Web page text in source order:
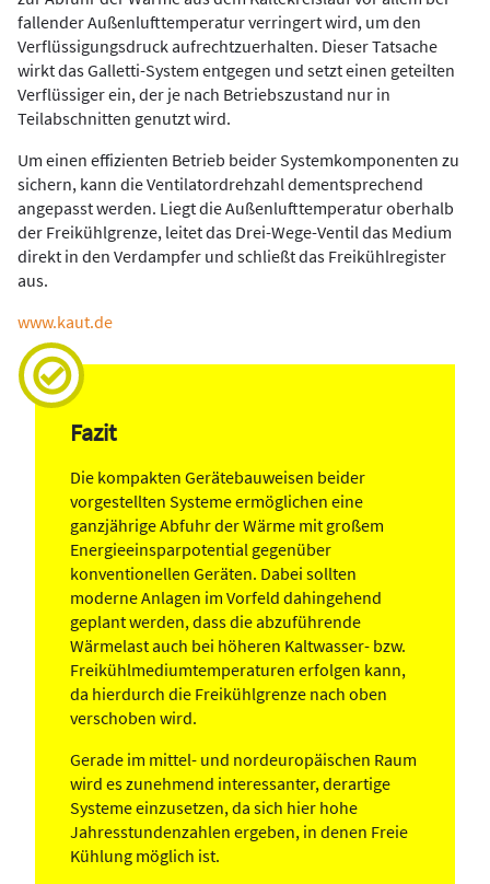
fallender Außenlufttemperatur verringert wird, um den
Verflüssigungsdruck aufrechtzuerhalten. Dieser Tatsache
wirkt das Galletti-System entgegen und setzt einen geteilten
Verflüssiger ein, der je nach Betriebszustand nur in
Teilabschnitten genutzt wird.
Um einen effizienten Betrieb beider Systemkomponenten zu
sichern, kann die Ventilatordrehzahl dementsprechend
angepasst werden. Liegt die Außenlufttemperatur oberhalb
der Freikühlgrenze, leitet das Drei-Wege-Ventil das Medium
direkt in den Verdampfer und schließt das Freikühlregister
aus.
www.kaut.de
Fazit
Die kompakten Gerätebauweisen beider
vorgestellten Systeme ermöglichen eine
ganzjährige Abfuhr der Wärme mit großem
Energieeinsparpotential gegenüber
konventionellen Geräten. Dabei sollten
moderne Anlagen im Vorfeld dahingehend
geplant werden, dass die abzuführende
Wärmelast auch bei höheren Kaltwasser- bzw.
Freikühlmediumtemperaturen erfolgen kann,
da hierdurch die Freikühlgrenze nach oben
verschoben wird.
Gerade im mittel- und nordeuropäischen Raum
wird es zunehmend interessanter, derartige
Systeme einzusetzen, da sich hier hohe
Jahresstundenzahlen ergeben, in denen Freie
Kühlung möglich ist.